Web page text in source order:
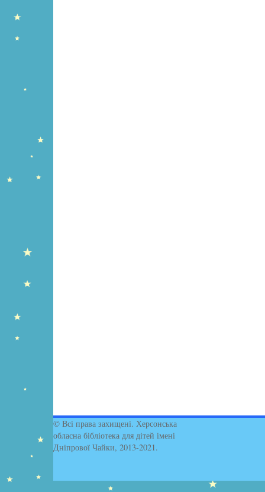
© Всі права захищені. Херсонська
обласна бібліотека для дітей імені
Дніпрової Чайки, 2013-2021.